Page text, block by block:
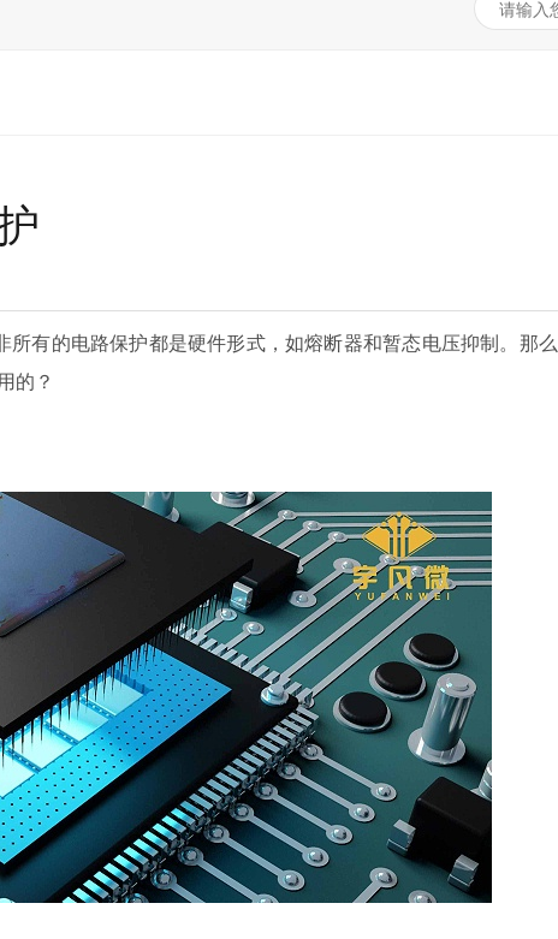
的电路保护都是硬件形式，如熔断器和暂态电压抑制。那么
的？